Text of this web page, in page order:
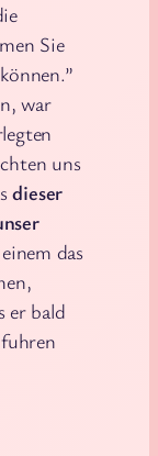
Sie
war
uns
dieser
das
er bald